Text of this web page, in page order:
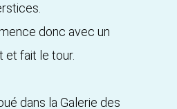
donc avec un
fait le tour.
dans la Galerie des